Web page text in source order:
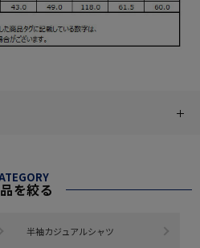
を絞る
半袖カジュアルシャツ